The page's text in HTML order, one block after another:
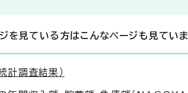
を見ている方はこんなページも見てい
計調査結果）